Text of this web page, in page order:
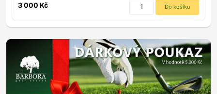
3 000 Kč Do košíku